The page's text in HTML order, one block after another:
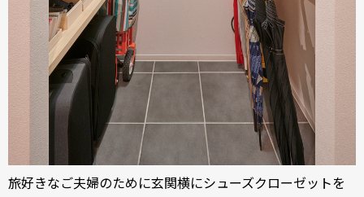
旅好きなご夫婦のために玄関横にシューズクローゼットを